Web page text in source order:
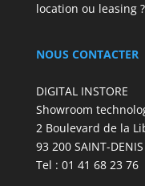
location ou leasing
NOUS CONTACTER
DIGITAL INSTORE
Showroom
2 Boulevard de la
93 200 SAINT-DENIS
Tel : 01 41 68 23 76